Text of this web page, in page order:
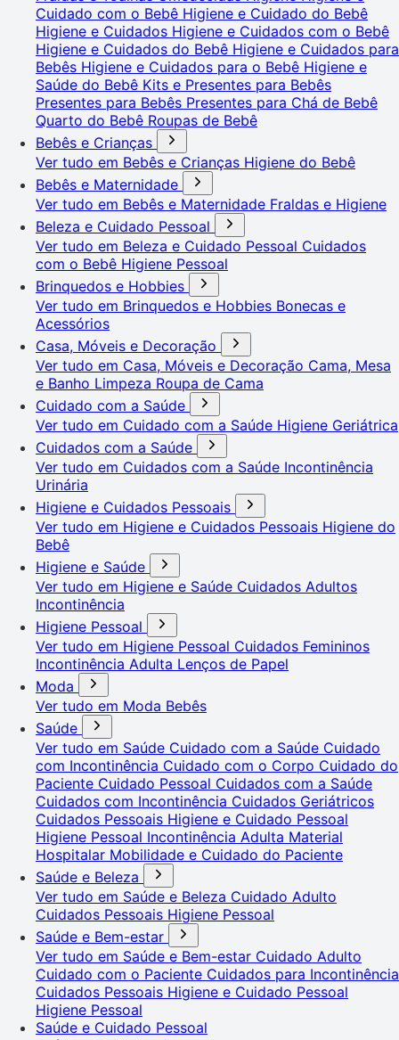
Cuidado com o Bebê Higiene e Cuidado do Bebê
Higiene e Cuidados Higiene e Cuidados com o Bebê
Higiene e Cuidados do Bebê Higiene e Cuidados para
Bebês Higiene e Cuidados para o Bebê Higiene e
Saúde do Bebê Kits e Presentes para Bebês
Presentes para Bebês Presentes para Chá de Bebê
Quarto do Bebê Roupas de Bebê
Bebês e Crianças
Ver tudo em Bebês e Crianças Higiene do Bebê
Bebês e Maternidade
Ver tudo em Bebês e Maternidade Fraldas e Higiene
Beleza e Cuidado Pessoal
Ver tudo em Beleza e Cuidado Pessoal Cuidados
com o Bebê Higiene Pessoal
Brinquedos e Hobbies
Ver tudo em Brinquedos e Hobbies Bonecas e
Acessórios
Casa, Móveis e Decoração
Ver tudo em Casa, Móveis e Decoração Cama, Mesa
e Banho Limpeza Roupa de Cama
Cuidado com a Saúde
Ver tudo em Cuidado com a Saúde Higiene Geriátrica
Cuidados com a Saúde
Ver tudo em Cuidados com a Saúde Incontinência
Urinária
Higiene e Cuidados Pessoais
Ver tudo em Higiene e Cuidados Pessoais Higiene do
Bebê
Higiene e Saúde
Ver tudo em Higiene e Saúde Cuidados Adultos
Incontinência
Higiene Pessoal
Ver tudo em Higiene Pessoal Cuidados Femininos
Incontinência Adulta Lenços de Papel
Moda
Ver tudo em Moda Bebês
Saúde
Ver tudo em Saúde Cuidado com a Saúde Cuidado
com Incontinência Cuidado com o Corpo Cuidado do
Paciente Cuidado Pessoal Cuidados com a Saúde
Cuidados com Incontinência Cuidados Geriátricos
Cuidados Pessoais Higiene e Cuidado Pessoal
Higiene Pessoal Incontinência Adulta Material
Hospitalar Mobilidade e Cuidado do Paciente
Saúde e Beleza
Ver tudo em Saúde e Beleza Cuidado Adulto
Cuidados Pessoais Higiene Pessoal
Saúde e Bem-estar
Ver tudo em Saúde e Bem-estar Cuidado Adulto
Cuidado com o Paciente Cuidados para Incontinência
Cuidados Pessoais Higiene e Cuidado Pessoal
Higiene Pessoal
Saúde e Cuidado Pessoal